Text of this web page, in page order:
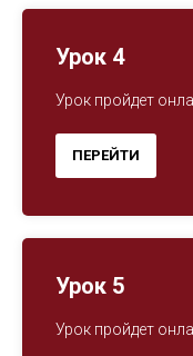
Урок 4
Урок пройдет
ПЕРЕЙТИ
Урок 5
Урок пройдет